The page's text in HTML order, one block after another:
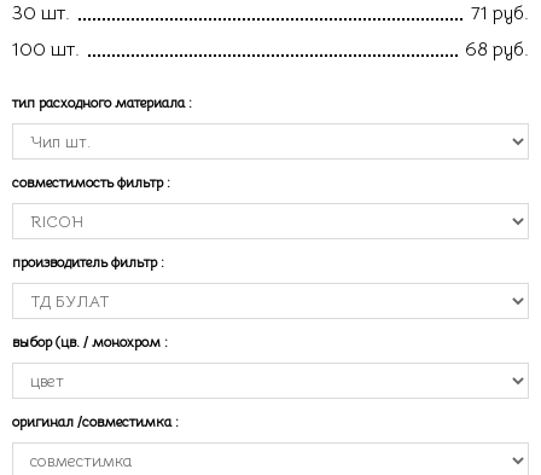
30 шт.
71 руб.
100 шт.
68 руб.
тип расходного материала :
совместимость фильтр :
производитель фильтр :
выбор (цв. / монохром :
оригинал /совместимка :